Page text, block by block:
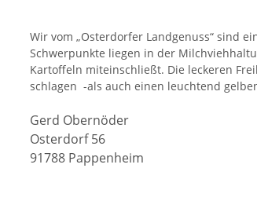
Wir vom „Osterdorfer Landgenuss“ sind
Schwerpunkte liegen in der
Kartoffeln miteinschließt. Die leckeren
schlagen -als auch einen leuchtend
Gerd Obernöder
Osterdorf 56
91788 Pappenheim